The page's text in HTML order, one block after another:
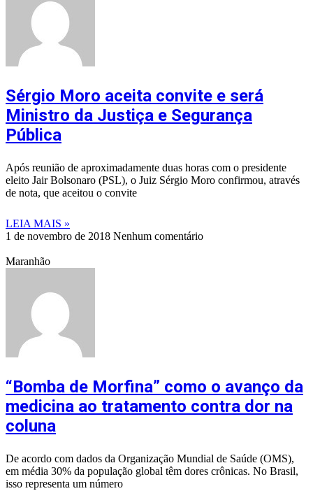
Sérgio Moro aceita convite e será
Ministro da Justiça e Segurança
Pública
Após reunião de aproximadamente duas horas com o presidente
eleito Jair Bolsonaro (PSL), o Juiz Sérgio Moro confirmou, através
de nota, que aceitou o convite
LEIA MAIS »
1 de novembro de 2018 Nenhum comentário
Maranhão
“Bomba de Morfina” como o avanço da
medicina ao tratamento contra dor na
coluna
De acordo com dados da Organização Mundial de Saúde (OMS),
em média 30% da população global têm dores crônicas. No Brasil,
isso representa um número